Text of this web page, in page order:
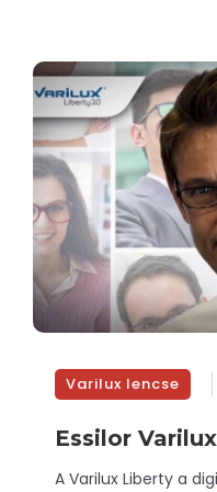
Varilux lencse
Essilor
A Varilux Liberty a